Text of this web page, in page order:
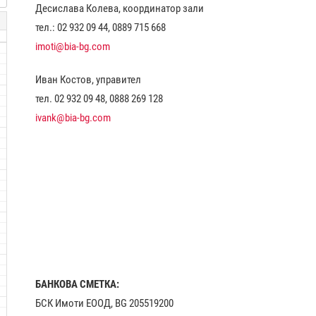
Десислава Колева, координатор зали
тел.: 02 932 09 44, 0889 715 668
imoti@bia-bg.com
Иван Костов, управител
тел. 02 932 09 48, 0888 269 128
ivank@bia-bg.com
БАНКОВА СМЕТКА:
БСК Имоти ЕООД, BG 205519200